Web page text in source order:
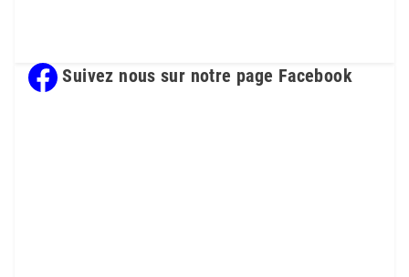
Suivez nous sur notre page Facebook